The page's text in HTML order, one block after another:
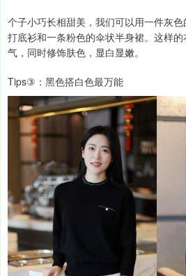
个子小巧长相甜美，我们可以用一件灰
打底衫和一条粉色的伞状半身裙。这样
气，同时修饰肤色，显白显嫩。
Tips③：黑色搭白色最万能